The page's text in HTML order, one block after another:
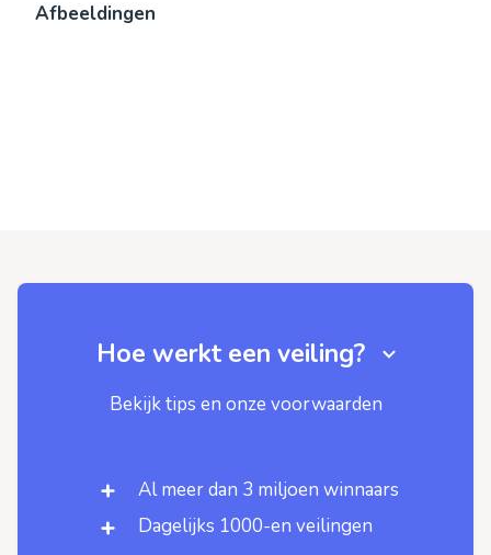
Afbeeldingen
Hoe werkt een veiling?
Bekijk tips en onze voorwaarden
Al meer dan 3 miljoen winnaars
Dagelijks 1000-en veilingen